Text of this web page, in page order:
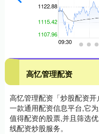
高忆管理配资
高忆管理配资「炒股配资
一款通用配资信息平台,它
值得配资的股票,并且筛选
线配资炒股服务。